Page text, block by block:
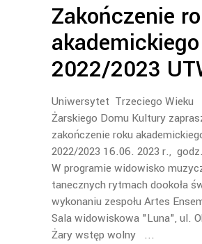
Zakończenie
akademickiego
2022/2023
Uniwersytet Trzeciego Wieku
Żarskiego Domu Kultury
zakończenie roku
2022/2023 16.06. 2023 r.,
W programie widowisko
tanecznych rytmach dookoła
wykonaniu zespołu Artes
Sala widowiskowa "Luna", ul.
Żary wstęp wolny